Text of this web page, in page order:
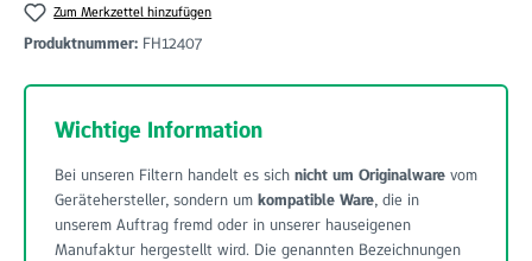
Zum Merkzettel hinzufügen
Produktnummer: FH12407
Wichtige Information
Bei unseren Filtern handelt es sich nicht um Originalware vom
Gerätehersteller, sondern um kompatible Ware, die in
unserem Auftrag fremd oder in unserer hauseigenen
Manufaktur hergestellt wird. Die genannten Bezeichnungen